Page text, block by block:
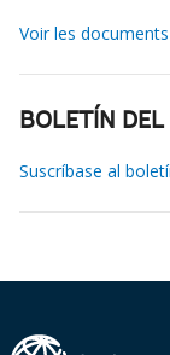
Voir les
BOLETÍN
Suscríbase al